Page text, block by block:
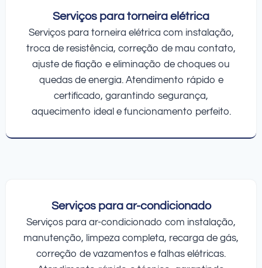
Serviços para torneira elétrica
Serviços para torneira elétrica com instalação,
troca de resistência, correção de mau contato,
ajuste de fiação e eliminação de choques ou
quedas de energia. Atendimento rápido e
certificado, garantindo segurança,
aquecimento ideal e funcionamento perfeito.
Serviços para ar-condicionado
Serviços para ar-condicionado com instalação,
manutenção, limpeza completa, recarga de gás,
correção de vazamentos e falhas elétricas.